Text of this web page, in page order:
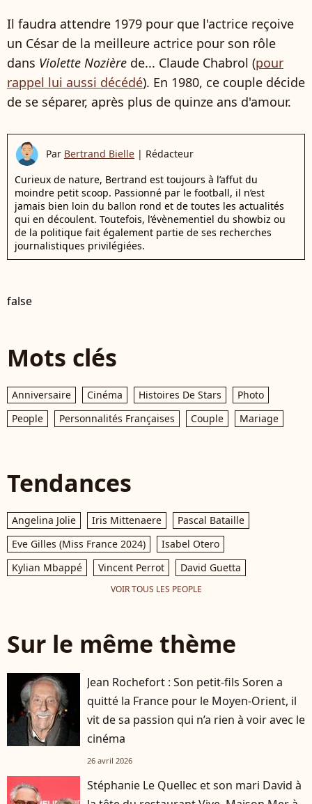
Il faudra attendre 1979 pour que l'actrice reçoive
un César de la meilleure actrice pour son rôle
dans Violette Nozière de... Claude Chabrol (pour
rappel lui aussi décédé). En 1980, ce couple décide
de se séparer, après plus de quinze ans d'amour.
Par Bertrand Bielle | Rédacteur
Curieux de nature, Bertrand est toujours à l’affut du
moindre petit scoop. Passionné par le football, il n’est
jamais bien loin du ballon rond et de toutes les actualités
qui en découlent. Toutefois, l’évènementiel du showbiz ou
de la politique fait également partie de ses recherches
journalistiques privilégiées.
false
Mots clés
Anniversaire Cinéma Histoires De Stars
Photo
People
Personnalités Françaises Couple Mariage
Tendances
Angelina Jolie Iris Mittenaere
Pascal Bataille
Eve Gilles (Miss France 2024)
Isabel Otero
Kylian Mbappé
Vincent Perrot David Guetta
VOIR TOUS LES PEOPLE
Sur le même thème
Jean Rochefort : Son petit-fils Soren a
quitté la France pour le Moyen-Orient, il
vit de sa passion qui n’a rien à voir avec le
cinéma
26 avril 2026
Stéphanie Le Quellec et son mari David à